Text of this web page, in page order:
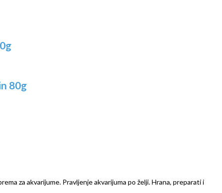
80g
za akvarijume. Pravljenje akvarijuma po želji. Hrana, preparati i